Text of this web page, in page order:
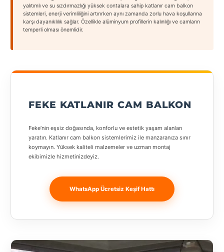
yalıtımlı ve su sızdırmazlığı yüksek contalara sahip katlanır cam balkon
sistemleri, enerji verimliliğini artırırken aynı zamanda zorlu hava koşullarına
karşı dayanıklılık sağlar. Özellikle alüminyum profillerin kalınlığı ve camların
temperli olması önemlidir.
FEKE KATLANIR CAM BALKON
Feke’nin eşsiz doğasında, konforlu ve estetik yaşam alanları
yaratın. Katlanır cam balkon sistemlerimiz ile manzaranıza sınır
koymayın. Yüksek kaliteli malzemeler ve uzman montaj
ekibimizle hizmetinizdeyiz.
WhatsApp Ücretsiz Keşif Hattı
Şehirler
Adana
Aydın
Balıkesir
Banja
Luka
Bingöl
Bosnia and
Herzegovina